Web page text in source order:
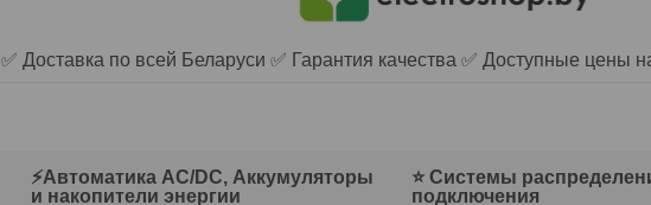
✅ Доставка по всей Беларуси ✅ Гарантия качества ✅ Доступные цены
⚡Автоматика AC/DC, Аккумуляторы
и накопители энергии
⭐ Системы
подключения